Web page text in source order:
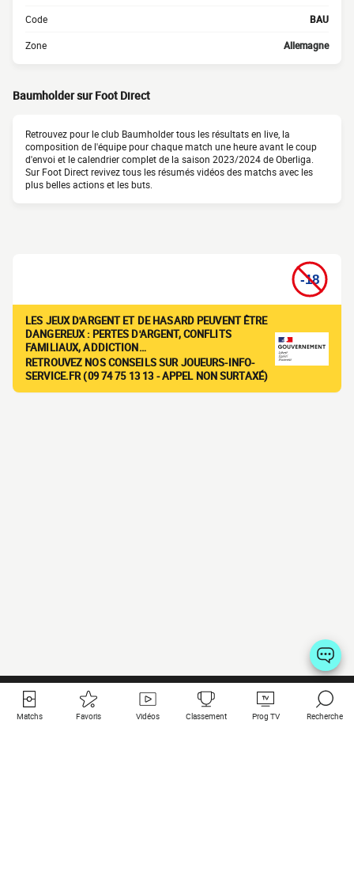
Code BAU
Zone Allemagne
Baumholder sur Foot Direct
Retrouvez pour le club Baumholder tous les résultats en live, la
composition de l'équipe pour chaque match une heure avant le coup
d'envoi et le calendrier complet de la saison 2023/2024 de Oberliga.
Sur Foot Direct revivez tous les résumés vidéos des matchs avec les
plus belles actions et les buts.
LES JEUX D'ARGENT ET DE HASARD PEUVENT ÊTRE
DANGEREUX : PERTES D'ARGENT, CONFLITS
FAMILIAUX, ADDICTION…
RETROUVEZ NOS CONSEILS SUR JOUEURS-INFO-
SERVICE.FR (09 74 75 13 13 - APPEL NON SURTAXÉ)
Matchs Favoris Vidéos Classement Prog TV Recherche